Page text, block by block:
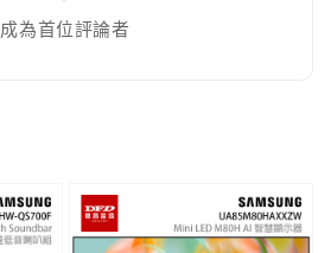
成為首位評論者